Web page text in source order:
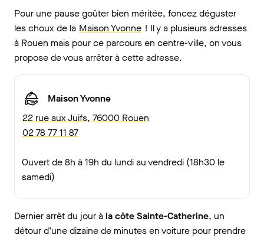
Pour une pause goûter bien méritée, foncez déguster
les choux de la Maison Yvonne ! Il y a plusieurs adresses
à Rouen mais pour ce parcours en centre-ville, on vous
propose de vous arrêter à cette adresse.
Maison Yvonne
22 rue aux Juifs, 76000 Rouen
02 78 77 11 87
Ouvert de 8h à 19h du lundi au vendredi (18h30 le
samedi)
Dernier arrêt du jour àla côte Sainte-Catherine, un
détour d’une dizaine de minutes en voiture pour prendre